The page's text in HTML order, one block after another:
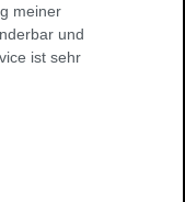
meiner
und
ist sehr